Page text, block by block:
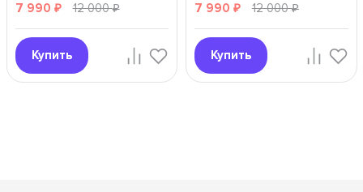
7 990 ₽ 12 000₽
Купить
7 990 ₽ 12 000₽
Купить